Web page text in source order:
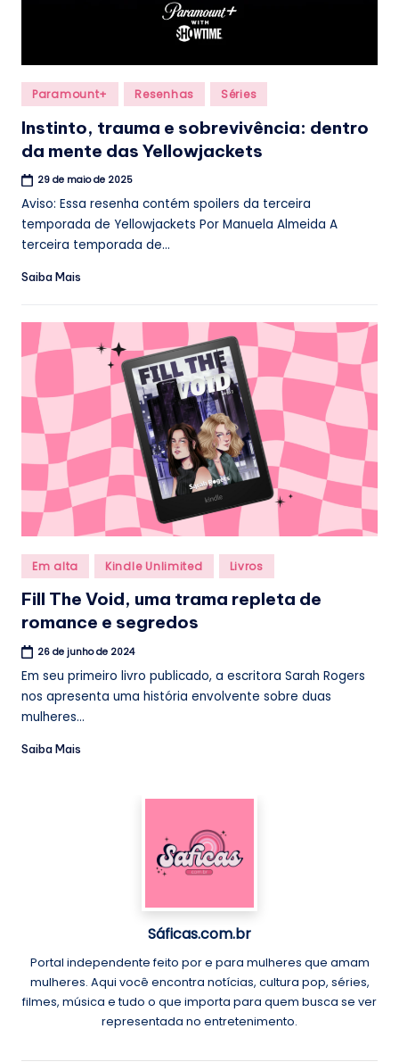
Posted
in
Paramount+ Resenhas Séries
Instinto, trauma e sobrevivência: dentro
da mente das Yellowjackets
29 de maio de 2025
Aviso: Essa resenha contém spoilers da terceira
temporada de Yellowjackets Por Manuela Almeida A
terceira temporada de...
Saiba Mais
Posted
in
Em alta Kindle Unlimited Livros
Fill The Void, uma trama repleta de
romance e segredos
26 de junho de 2024
Em seu primeiro livro publicado, a escritora Sarah Rogers
nos apresenta uma história envolvente sobre duas
mulheres...
Saiba Mais
Sáficas.com.br
Portal independente feito por e para mulheres que amam
mulheres. Aqui você encontra notícias, cultura pop, séries,
filmes, música e tudo o que importa para quem busca se ver
representada no entretenimento.